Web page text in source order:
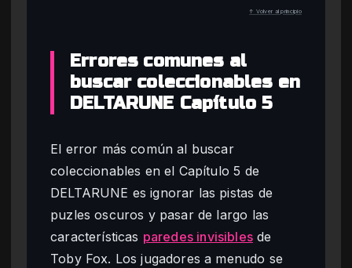
↑ Volver al principio
Errores comunes al
buscar coleccionables en
DELTARUNE Capítulo 5
El error más común al buscar
coleccionables en el Capítulo 5 de
DELTARUNE es ignorar las pistas de
puzles oscuros y pasar de largo las
características paredes invisiblesde
Toby Fox. Los jugadores a menudo se